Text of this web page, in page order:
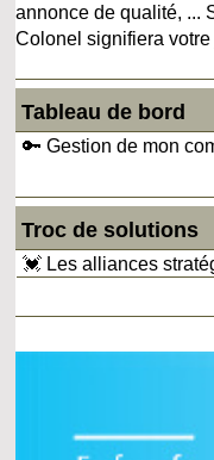
annonce de qualité, ...
Colonel signifiera votre
Tableau de bord
🔑 Gestion de mon
Troc de solutions
💓 Les alliances